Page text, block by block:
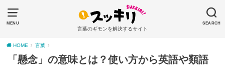
MENU SEARCH
言葉のギモンを解決するサイト
HOME 言葉
「懸念」の意味とは？使い方から英語や類語